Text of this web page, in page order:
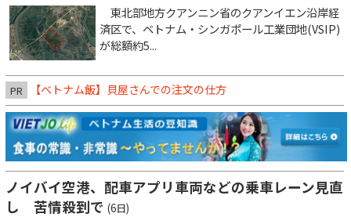
東北部地方クアンニン省のクアンイエン沿岸経
済区で、ベトナム・シンガポール工業団地(VSIP)
が総額約5...
PR 【ベトナム飯】貝屋さんでの注文の仕方
ノイバイ空港、配車アプリ車両などの乗車レーン見直
し 苦情殺到で (6日)